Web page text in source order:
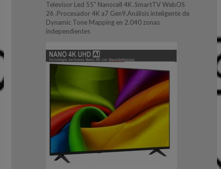
Televisor Led 55" Nanocell 4K .SmartTV WebOS
26 .Procesador 4K a7 Gen9.Análisis inteligente de
Dynamic Tone Mapping en 2.040 zonas
independientes